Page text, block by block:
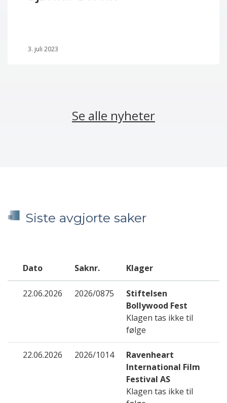
3. juli 2023
Se alle nyheter
Siste avgjorte saker
Dato Saknr. Klager
22.06.2026 2026/0875
Stiftelsen
Bollywood Fest
Klagen tas ikke til
følge
22.06.2026 2026/1014
Ravenheart
International Film
Festival AS
Klagen tas ikke til